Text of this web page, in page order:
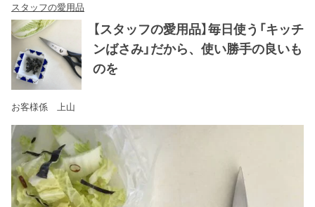
スタッフの愛用品
【スタッフの愛用品】毎日使う「キッチ
ンばさみ」だから、使い勝手の良いも
のを
お客様係 上山